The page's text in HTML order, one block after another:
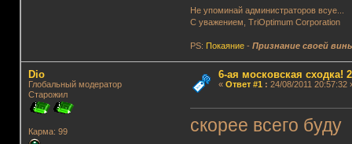
Не упоминай администраторов всуе...
С уважением, TriOptimum Corporation
PS: Покаяние -Признание своей
Dio
Глобальный модератор
Старожил
Карма: 99
6-ая московская сходка!
« Ответ #1 : 24/08/2011 20:57:32
скорее всего буду